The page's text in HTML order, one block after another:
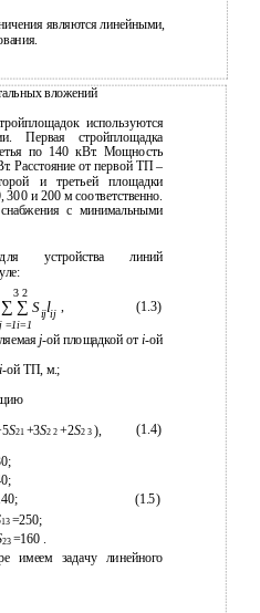
являются линейными,
вложений
используются
Первая стройплощадка
по 140 кВт. Мощность
Расстояние от первой ТП –
и третьей площадки
и 200 м соответственно.
с минимальными
устройства линий
3 2
∑ ∑S l , (1.3)
j =1i=1
ij ij
j-ой площадкой от i-ой
i-ой ТП, м.;
S21 +3S2 2+2S2 3 ), (1.4)
(1.5)
13 =250;
23 =160 .
имеем задачу линейного